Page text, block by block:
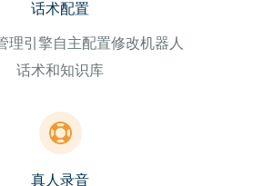
话术配置
理引擎自主配置修改机器人
话术和知识库
真人录音